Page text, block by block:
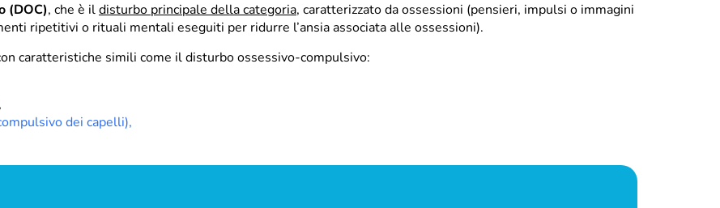
(DOC), che è ildisturbo principale della categoria, caratterizzato da ossessioni (pensieri, impulsi o immagini
ripetitivi o rituali mentali eseguiti per ridurre l’ansia associata alle ossessioni).
caratteristiche simili come il disturbo ossessivo-compulsivo:
,
dei capelli),